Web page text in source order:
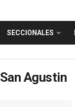
SECCIONALES
San Agustin